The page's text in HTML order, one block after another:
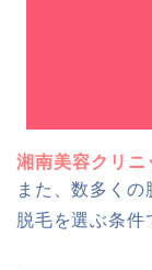
湘南美容クリニ
また、数多く
脱毛を選ぶ条件